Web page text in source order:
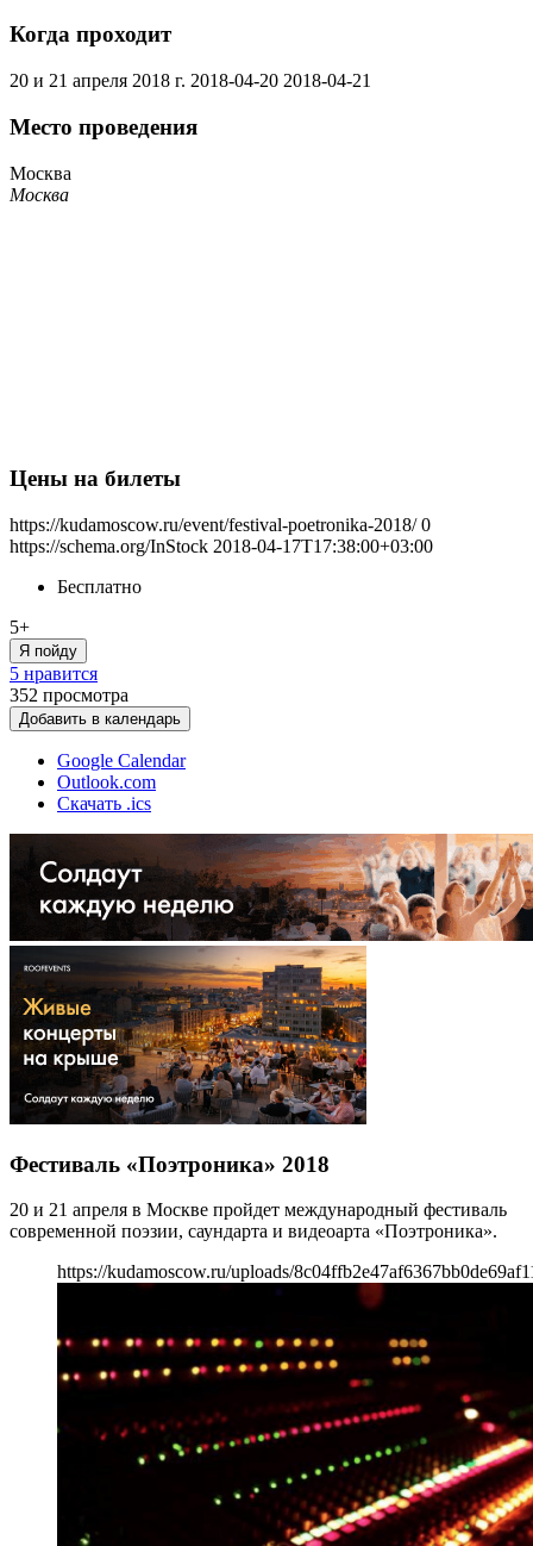
Когда проходит
20 и 21 апреля 2018 г. 2018-04-20 2018-04-21
Место проведения
Москва
Москва
Цены на билеты
https://kudamoscow.ru/event/festival-poetronika-2018/ 0
https://schema.org/InStock 2018-04-17T17:38:00+03:00
Бесплатно
5+
Я пойду
5 нравится
352 просмотра
Добавить в календарь
Google Calendar
Outlook.com
Скачать .ics
Фестиваль «Поэтроника» 2018
20 и 21 апреля в Москве пройдет международный фестиваль
современной поэзии, саундарта и видеоарта «Поэтроника».
https://kudamoscow.ru/uploads/